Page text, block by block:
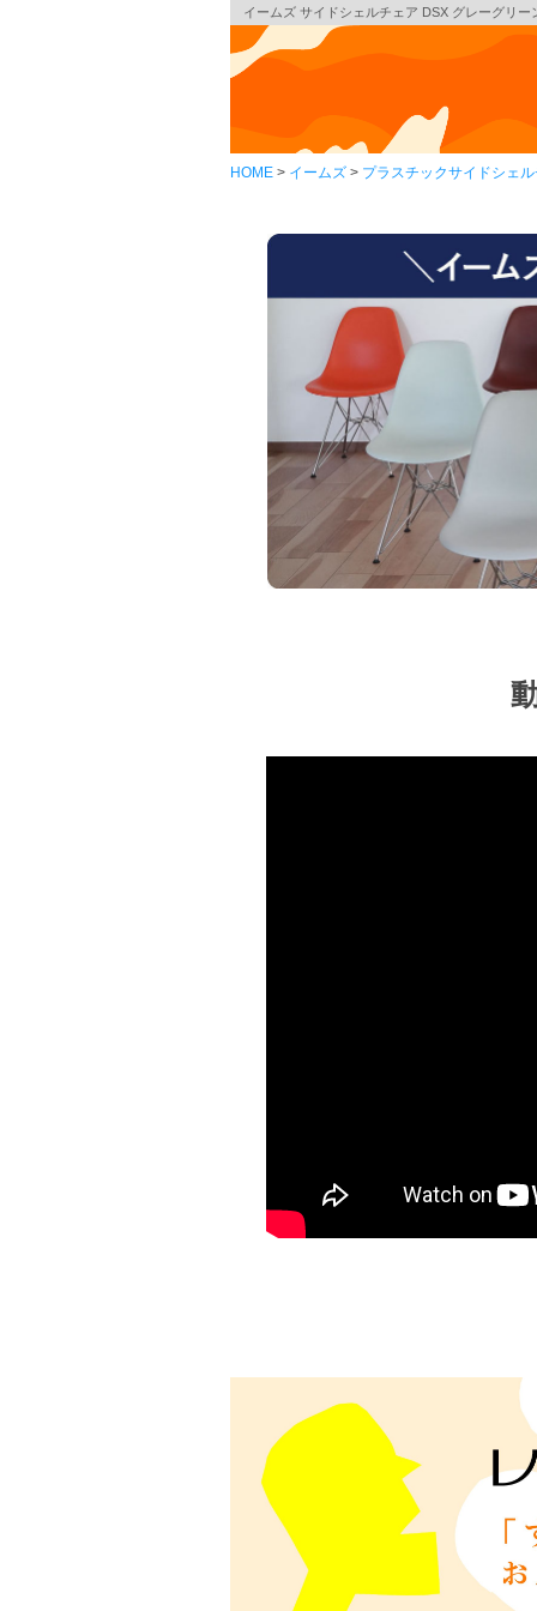
イームズ サイドシェルチェア DSX グレーグリ
HOME イームズ プラスチックサイドシェ